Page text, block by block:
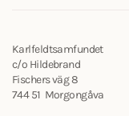
Karlfeldtsamfundet
c/o Hildebrand
Fischers väg 8
744 51 Morgongåva